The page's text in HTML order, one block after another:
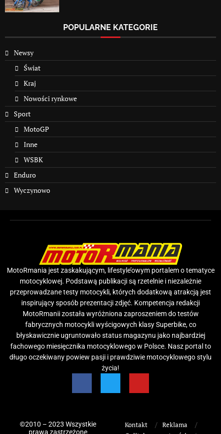
POPULARNE KATEGORIE
Newsy
Świat
Kraj
Nowości rynkowe
Sport
MotoGP
Inne
WSBK
Enduro
Wyczynowo
MotoRmania jest zaskakującym, lifestyle’owym portalem o tematyce
motocyklowej. Podstawą publikacji są rzetelnie i niezależnie
przeprowadzane testy motocykli, których dodatkową atrakcją jest
inspirujący sposób prezentacji zdjęć. Kompetencja redakcji
MotoRmanii została wyróżniona zaproszeniem do testów
fabrycznych motocykli wyścigowych klasy Superbike, co
błyskawicznie ugruntowało status magazynu jako najbardziej
fachowego miesięcznika motocyklowego w Polsce. Nasz portal to
długo oczekiwany powiew pasji i prawdziwie motocyklowego stylu
życia!
©2010 – 2023 Wszystkie
prawa zastrzeżone
Kontakt
Reklama